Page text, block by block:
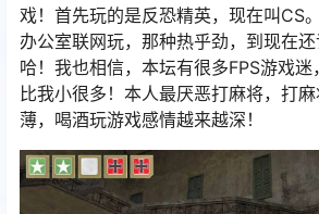
戏！首先玩的是反恐精英，现在叫CS
办公室联网玩，那种热乎劲，到现在
哈！我也相信，本坛有很多FPS游戏
比我小很多！本人最厌恶打麻将，打
薄，喝酒玩游戏感情越来越深！